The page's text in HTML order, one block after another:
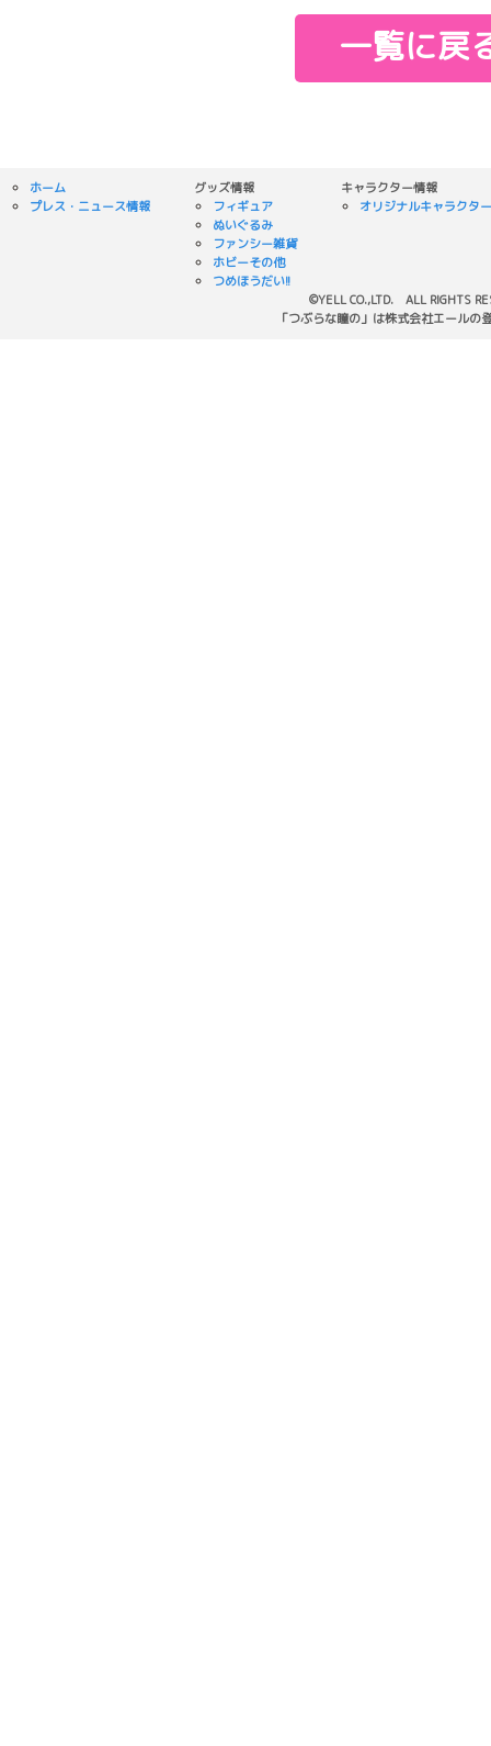
一覧に戻
ホーム
プレス・ニュース情報
グッズ情報
フィギュア
ぬいぐるみ
ファンシー雑貨
ホビーその他
つめほうだい!!
キャラクター情報
オリジナルキャラクター
©YELL CO.,LTD. ALL RIGHTS
「つぶらな瞳の」は株式会社エールの